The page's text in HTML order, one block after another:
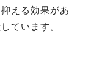
える効果があ
ています。